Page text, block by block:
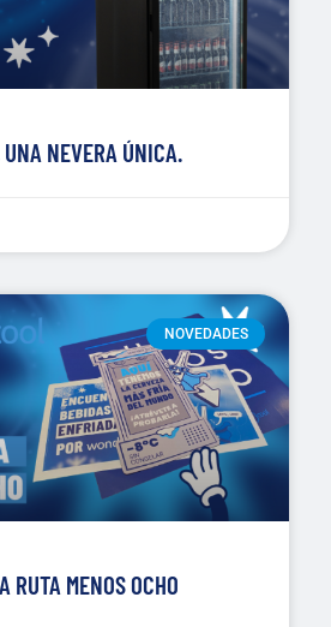
NEVERA ÚNICA.
NOVEDADES
RUTA MENOS OCHO